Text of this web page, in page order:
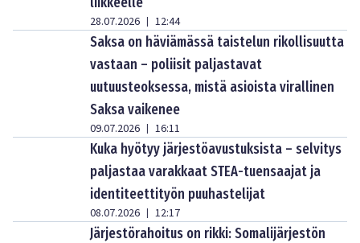
28.07.2026 | 12:44
Saksa on häviämässä taistelun rikollisuutta
vastaan – poliisit paljastavat
uutuusteoksessa, mistä asioista virallinen
Saksa vaikenee
09.07.2026 | 16:11
Kuka hyötyy järjestöavustuksista – selvitys
paljastaa varakkaat STEA-tuensaajat ja
identiteettityön puuhastelijat
08.07.2026 | 12:17
Järjestörahoitus on rikki: Somalijärjestön